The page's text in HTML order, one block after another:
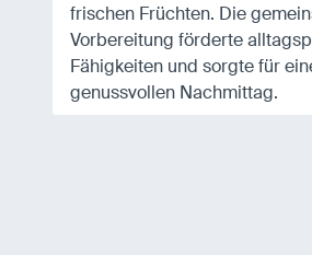
frischen Früchten. Die
Vorbereitung förderte
Fähigkeiten und sorgte für
genussvollen Nachmittag.